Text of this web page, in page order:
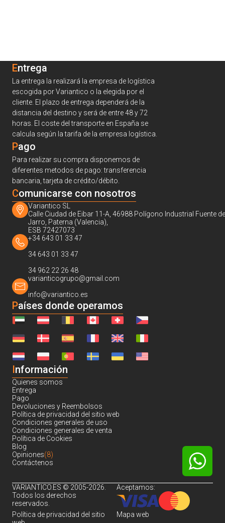
Entrega
La entrega la realizará la empresa de logística
escogida por Variantico o la elegida por el
cliente. El plazo de entrega dependerá de la
distancia del destino y será de entre 48 y 72
horas. El coste del transporte en España se
calcula según la tarifa de la empresa logística.
Pago
Para realizar su compra disponemos de
diferentes metodos de pago: transferencia
bancaria, tarjeta de crédito/débito.
Comunicarse con nosotros
Variantico SL
Calle Ciudad de Eibar 11-A, 46988 Polígono Industrial Fuente
Jarro, Paterna (Valencia),
ESB 72427073
+34 643 01 33 47
34 643 01 33 47
34 962 22 26 48
varianticogrupo@gmail.com
info@variantico.es
Países donde operamos
Información
Quienes somos
Entrega
Pago
Devoluciones y Reembolsos
Política de privacidad del sitio web
Condiciones generales de uso
Condiciones generales de venta
Política de Cookies
Blog
Opiniones(8)
Contáctenos
VARIANTICO.ES © 2005-2026.
Todos los derechos
reservados.
Aceptamos:
Política de privacidad del sitio
Mapa web